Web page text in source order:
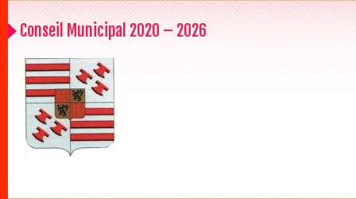
Conseil Municipal 2020 – 2026